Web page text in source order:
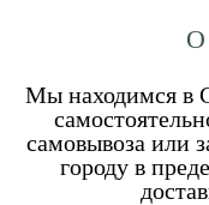
Мы находимся в
самовывоза или
городу в